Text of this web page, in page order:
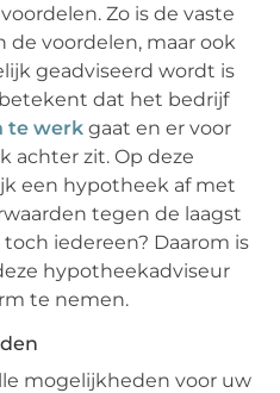
Zo is de vaste
de voordelen, maar ook
geadviseerd wordt is
dat het bedrijf
te werk gaat en er voor
achter zit. Op deze
een hypotheek af met
tegen de laagst
iedereen? Daarom is
hypotheekadviseur
te nemen.
mogelijkheden voor uw